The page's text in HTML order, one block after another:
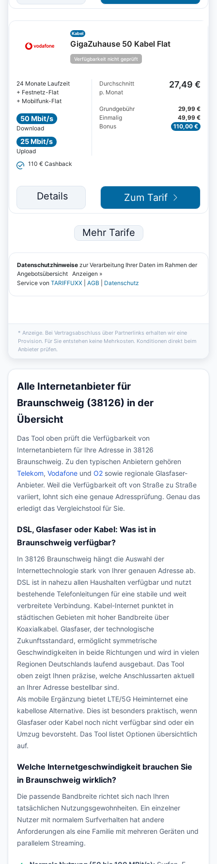
* Anzeige. Bei Vertragsabschluss über Partnerlinks erhalten wir eine
Provision. Für Sie entstehen keine Mehrkosten. Konditionen direkt beim
Anbieter prüfen.
Alle Internetanbieter für
Braunschweig (38126) in der
Übersicht
Das Tool oben prüft die Verfügbarkeit von
Internetanbietern für Ihre Adresse in 38126
Braunschweig. Zu den typischen Anbietern gehören
Telekom, Vodafone und O2 sowie regionale Glasfaser-
Anbieter. Weil die Verfügbarkeit oft von Straße zu Straße
variiert, lohnt sich eine genaue Adressprüfung. Genau das
erledigt das Vergleichstool für Sie.
DSL, Glasfaser oder Kabel: Was ist in
Braunschweig verfügbar?
In 38126 Braunschweig hängt die Auswahl der
Internettechnologie stark von Ihrer genauen Adresse ab.
DSL ist in nahezu allen Haushalten verfügbar und nutzt
bestehende Telefonleitungen für eine stabile und weit
verbreitete Verbindung. Kabel-Internet punktet in
städtischen Gebieten mit hoher Bandbreite über
Koaxialkabel. Glasfaser, der technologische
Zukunftsstandard, ermöglicht symmetrische
Geschwindigkeiten in beide Richtungen und wird in vielen
Regionen Deutschlands laufend ausgebaut. Das Tool
oben zeigt Ihnen präzise, welche Anschlussarten aktuell
an Ihrer Adresse bestellbar sind.
Als mobile Ergänzung bietet LTE/5G Heiminternet eine
kabellose Alternative. Dies ist besonders praktisch, wenn
Glasfaser oder Kabel noch nicht verfügbar sind oder ein
Umzug bevorsteht. Das Tool listet Optionen übersichtlich
auf.
Welche Internetgeschwindigkeit brauchen Sie
in Braunschweig wirklich?
Die passende Bandbreite richtet sich nach Ihren
tatsächlichen Nutzungsgewohnheiten. Ein einzelner
Nutzer mit normalem Surfverhalten hat andere
Anforderungen als eine Familie mit mehreren Geräten und
parallelem Streaming.